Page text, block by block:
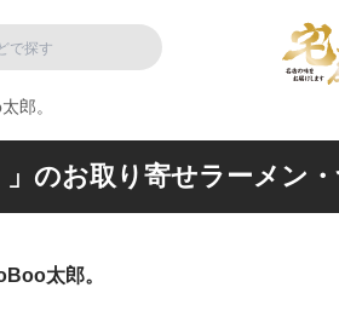
郎。
」のお取り寄せラーメン
太郎。